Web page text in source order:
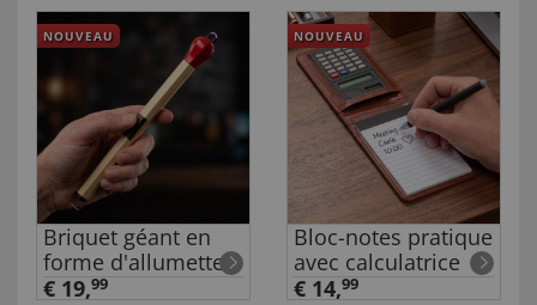
NOUVEAU
Briquet géant en
forme d'allumette
€ 19,99
NOUVEAU
Bloc-notes pratique
avec calculatrice
€ 14,99